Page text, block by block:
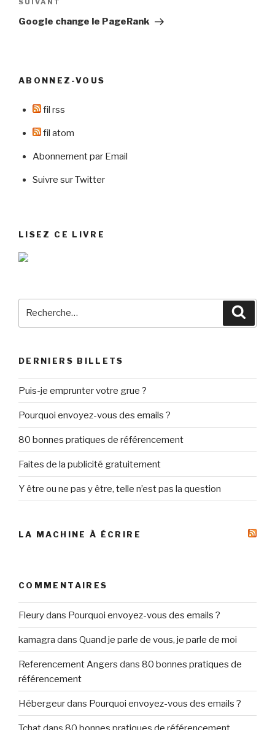
Article
suivant
SUIVANT
Google change le PageRank
ABONNEZ-VOUS
fil rss
fil atom
Abonnement par Email
Suivre sur Twitter
LISEZ CE LIVRE
DERNIERS BILLETS
Puis-je emprunter votre grue ?
Pourquoi envoyez-vous des emails ?
80 bonnes pratiques de référencement
Faites de la publicité gratuitement
Y être ou ne pas y être, telle n’est pas la question
LA MACHINE À ÉCRIRE
COMMENTAIRES
Fleurydans Pourquoi envoyez-vous des emails ?
kamagra dans Quand je parle de vous, je parle de moi
Referencement Angers dans 80 bonnes pratiques de
référencement
Hébergeurdans Pourquoi envoyez-vous des emails ?